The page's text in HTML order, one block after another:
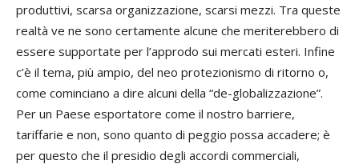
produttivi, scarsa organizzazione, scarsi mezzi. Tra queste
realtà ve ne sono certamente alcune che meriterebbero di
essere supportate per l’approdo sui mercati esteri. Infine
c’è il tema, più ampio, del neo protezionismo di ritorno o,
come cominciano a dire alcuni della “de-globalizzazione”.
Per un Paese esportatore come il nostro barriere,
tariffarie e non, sono quanto di peggio possa accadere; è
per questo che il presidio degli accordi commerciali,